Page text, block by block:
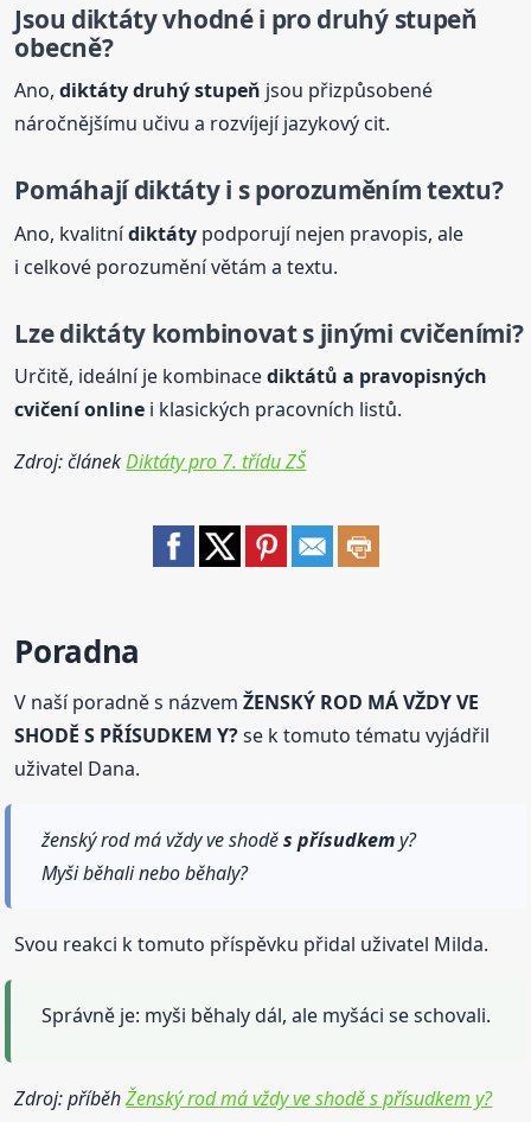
Jsou diktátyvhodné i pro druhý stupeň
obecně?
Ano,diktátydruhý stupeň jsou přizpůsobené
náročnějšímu učivu a rozvíjejí jazykový cit.
Pomáhajídiktátyi s porozuměním textu?
Ano, kvalitnídiktáty podporují nejen pravopis, ale
i celkové porozumění větám a textu.
Lzediktáty kombinovat s jinými cvičeními?
Určitě, ideální je kombinacediktátů a pravopisných
cvičení online i klasických pracovních listů.
Zdroj: článekDiktáty pro 7. třídu ZŠ
Poradna
V naší poradně s názvemŽENSKÝ ROD MÁ VŽDY VE
SHODĚ S PŘÍSUDKEM Y?se k tomuto tématu vyjádřil
uživatel Dana.
ženský rod má vždy ve shoděs přísudkemy?
Myši běhali nebo běhaly?
Svou reakci k tomuto příspěvku přidal uživatel Milda.
Správně je: myši běhaly dál, ale myšáci se schovali.
Zdroj: příběhŽenský rod má vždy ve shodě s přísudkem y?